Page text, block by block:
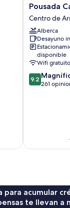
Pousada
Caminho
do
Sol
Centro
de
Arraial
do
Cabo
Pousada
Centro de
Alberca
Desayuno
disponible
Wifi gratuito
9.2
de
9.2
261
para acumular
te llevan a